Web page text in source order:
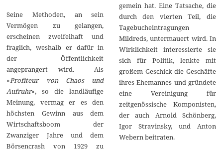
Seine Methoden, an sein
Vermögen zu gelangen,
erscheinen zweifelhaft und
fraglich, weshalb er dafür in
der Öffentlichkeit
angeprangert wird. Als
»Profiteur von Chaos und
Aufruhr«, so die landläufige
Meinung, vermag er es den
höchsten Gewinn aus dem
Wirtschaftsboom der
Zwanziger Jahre und dem
Börsencrash von 1929 zu
gemein hat. Eine Tatsache, die
durch den vierten Teil, die
Tagebucheintragungen
Mildreds, untermauert wird. In
Wirklichkeit interessierte sie
sich für Politik, lenkte mit
großem Geschick die Geschäfte
ihres Ehemannes und gründete
eine Vereinigung für
zeitgenössische Komponisten,
der auch Arnold Schönberg,
Igor Stravinsky, und Anton
Webern beitraten.